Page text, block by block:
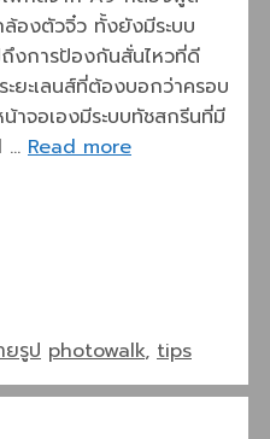
ล้องตัวจิ๋ว ทั้งยังมีระบบ
ถึงการป้องกันสั่นไหวที่ดี
ยะเลนส์ที่ต้องบอกว่าครอบ
จอเองมีระบบทัชสกรีนที่มี
… Read more
รูป Tags
photowalk, tips